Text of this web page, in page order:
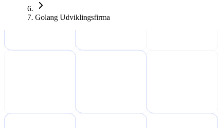
Golang Udviklingsfirma